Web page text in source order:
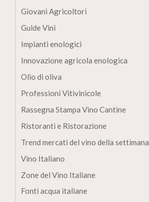
Giovani Agricoltori
Guide Vini
Impianti enologici
Innovazione agricola enologica
Olio di oliva
Professioni Vitivinicole
Rassegna Stampa Vino Cantine
Ristoranti e Ristorazione
Trend mercati del vino della settimana
Vino Italiano
Zone del Vino Italiane
Fonti acqua italiane